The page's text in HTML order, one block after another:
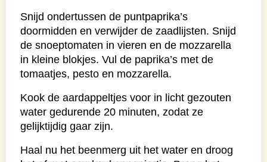
Snijd ondertussen de puntpaprika’s
doormidden en verwijder de zaadlijsten. Snijd
de snoeptomaten in vieren en de mozzarella
in kleine blokjes. Vul de paprika’s met de
tomaatjes, pesto en mozzarella.
Kook de aardappeltjes voor in licht gezouten
water gedurende 20 minuten, zodat ze
gelijktijdig gaar zijn.
Haal nu het beenmerg uit het water en droog